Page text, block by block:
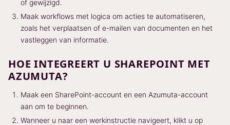
of gewijzigd.
Maak workflows met logica om acties te automatiseren,
zoals het verplaatsen of e-mailen van documenten en het
vastleggen van informatie.
HOE INTEGREERT U SHAREPOINT MET
AZUMUTA?
Maak een SharePoint-account en een Azumuta-account
aan om te beginnen.
Wanneer u naar een werkinstructie navigeert, klikt u op